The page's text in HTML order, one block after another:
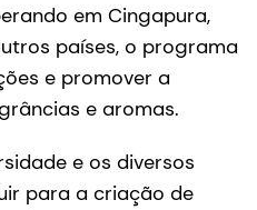
em Cingapura,
países, o programa
e promover a
e aromas.
e os diversos
para a criação de